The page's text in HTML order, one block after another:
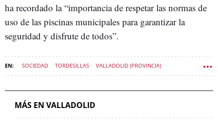
ha recordado la “importancia de respetar las normas de
uso de las piscinas municipales para garantizar la
seguridad y disfrute de todos”.
SOCIEDAD TORDESILLAS VALLADOLID (PROVINCIA)
MÁS EN VALLADOLID